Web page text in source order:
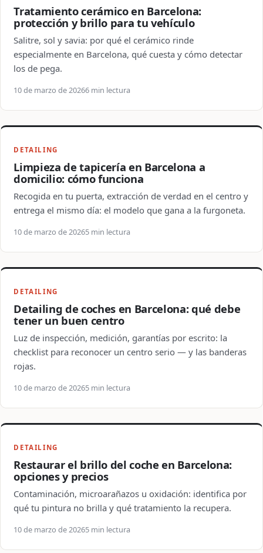
Tratamiento cerámico en Barcelona:
protección y brillo para tu vehículo
Salitre, sol y savia: por qué el cerámico rinde
especialmente en Barcelona, qué cuesta y cómo detectar
los de pega.
10 de marzo de 20266 min lectura
DETAILING
Limpieza de tapicería en Barcelona a
domicilio: cómo funciona
Recogida en tu puerta, extracción de verdad en el centro y
entrega el mismo día: el modelo que gana a la furgoneta.
10 de marzo de 20265 min lectura
DETAILING
Detailing de coches en Barcelona: qué debe
tener un buen centro
Luz de inspección, medición, garantías por escrito: la
checklist para reconocer un centro serio — y las banderas
rojas.
10 de marzo de 20265 min lectura
DETAILING
Restaurar el brillo del coche en Barcelona:
opciones y precios
Contaminación, microarañazos u oxidación: identifica por
qué tu pintura no brilla y qué tratamiento la recupera.
10 de marzo de 20265 min lectura